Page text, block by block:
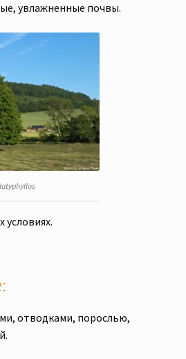
увлажненные почвы.
условиях.
отводками, порослью,